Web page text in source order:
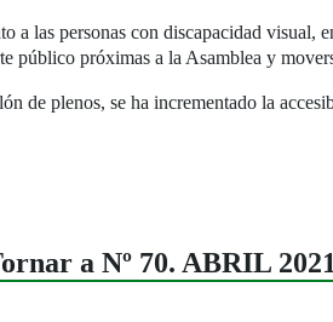
a las personas con discapacidad visual,
público próximas a la Asamblea y
de plenos, se ha incrementado la
a Nº 70. ABRIL 2021